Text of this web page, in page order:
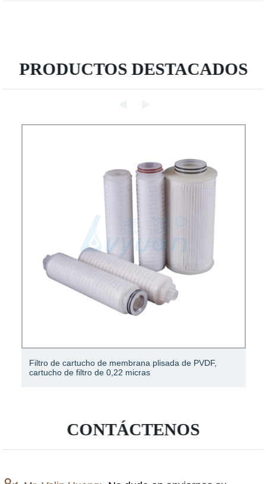
PRODUCTOS DESTACADOS
Filtro de cartucho de membrana plisada de PVDF,
cartucho de filtro de 0,22 micras
CONTÁCTENOS